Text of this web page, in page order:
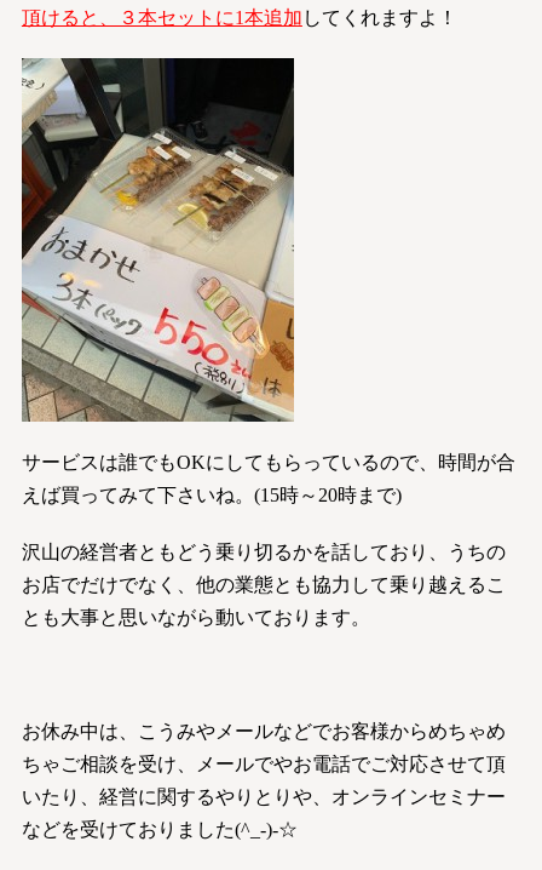
頂けると、３本セットに1本追加 してくれますよ！
サービスは誰でもOKにしてもらっているので、時間が合
えば買ってみて下さいね。(15時～20時まで)
沢山の経営者ともどう乗り切るかを話しており、うちの
お店でだけでなく、他の業態とも協力して乗り越えるこ
とも大事と思いながら動いております。
お休み中は、こうみやメールなどでお客様からめちゃめ
ちゃご相談を受け、
メールでやお電話でご対応させて頂
いたり
、経営に関するやりとりや、オンラインセミナー
などを受けておりました(^_-)-☆